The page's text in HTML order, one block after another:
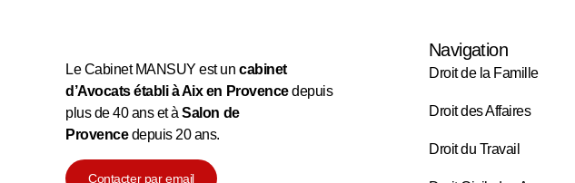
Le Cabinet MANSUY est un cabinet
d’Avocats établi à Aix en Provencedepuis
plus de 40 ans et àSalon de
Provencedepuis 20 ans.
Contacter par email
Navigation
Droit de la Famille
Droit des Affaires
Droit du Travail